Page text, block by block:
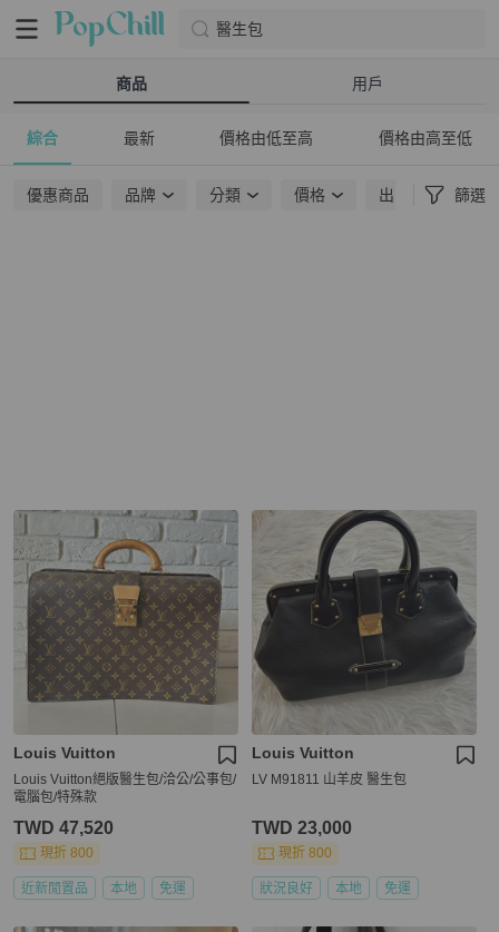
醫生包
商品 用戶
綜合 最新 價格由低至高 價格由高至低
優惠商品 品牌 分類 價格 出貨地點 篩選
Louis Vuitton
Louis Vuitton絕版醫生包/洽公/公事包/
電腦包/特殊款
TWD 47,520
現折 800
近新閒置品 本地 免運
Louis Vuitton
LV M91811 山羊皮 醫生包
TWD 23,000
現折 800
狀況良好 本地 免運